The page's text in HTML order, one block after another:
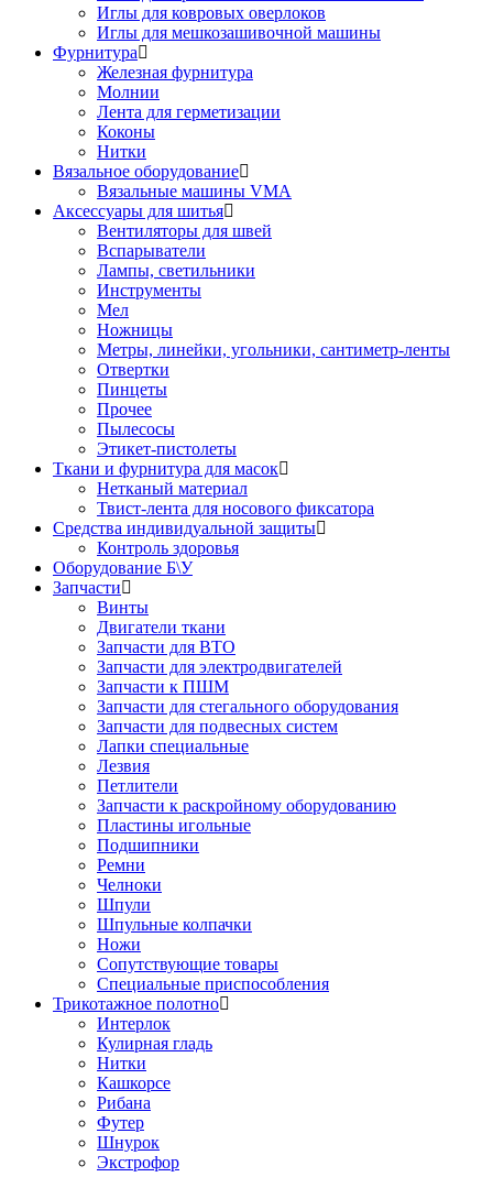
Иглы для ковровых оверлоков
Иглы для мешкозашивочной машины
Фурнитура
Железная фурнитура
Молнии
Лента для герметизации
Коконы
Нитки
Вязальное оборудование
Вязальные машины VMA
Аксессуары для шитья
Вентиляторы для швей
Вспарыватели
Лампы, светильники
Инструменты
Мел
Ножницы
Метры, линейки, угольники, сантиметр-ленты
Отвертки
Пинцеты
Прочее
Пылесосы
Этикет-пистолеты
Ткани и фурнитура для масок
Нетканый материал
Твист-лента для носового фиксатора
Средства индивидуальной защиты
Контроль здоровья
Оборудование Б\У
Запчасти
Винты
Двигатели ткани
Запчасти для ВТО
Запчасти для электродвигателей
Запчасти к ПШМ
Запчасти для стегального оборудования
Запчасти для подвесных систем
Лапки специальные
Лезвия
Петлители
Запчасти к раскройному оборудованию
Пластины игольные
Подшипники
Ремни
Челноки
Шпули
Шпульные колпачки
Ножи
Сопутствующие товары
Специальные приспособления
Трикотажное полотно
Интерлок
Кулирная гладь
Нитки
Кашкорсе
Рибана
Футер
Шнурок
Экстрофор